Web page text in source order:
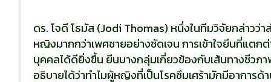
ดร. โจดี โธมัส (Jodi Thomas) หนึ่งในทีมวิจัยกล่าวว่
หญิงมากกว่าเพศชายอย่างชัดเจน การเข้าใจยีนที่แตก
บุคคลได้ดียิ่งขึ้น ยีนบางกลุ่มเกี่ยวข้องกับเส้นทางชีวภ
อธิบายได้ว่าทำไมผู้หญิงที่เป็นโรคซึมเศร้ามักมีอาการ